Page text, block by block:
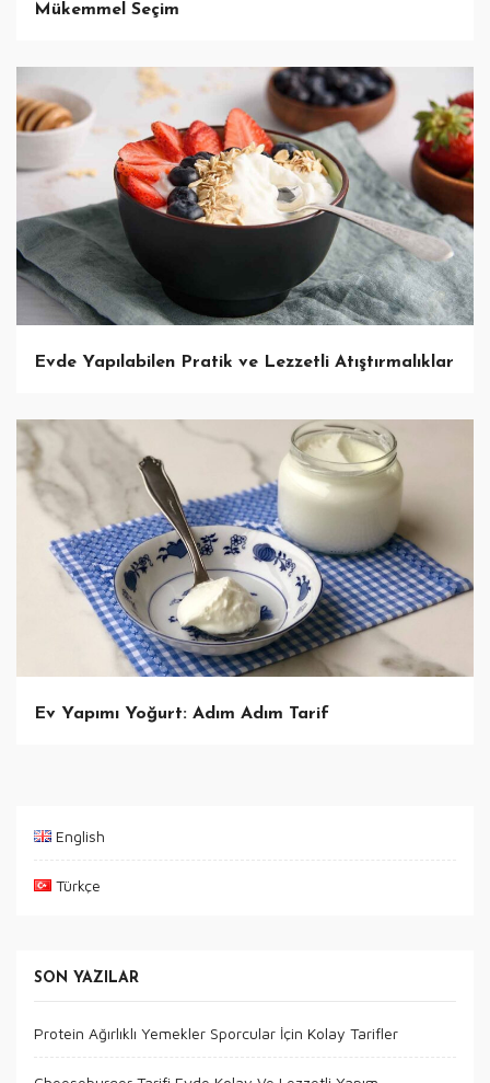
Mükemmel Seçim
Evde Yapılabilen Pratik ve Lezzetli Atıştırmalıklar
Ev Yapımı Yoğurt: Adım Adım Tarif
English
Türkçe
SON YAZILAR
Protein Ağırlıklı Yemekler Sporcular İçin Kolay Tarifler